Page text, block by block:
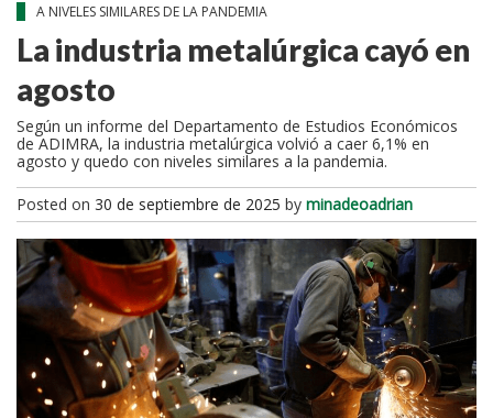
A NIVELES SIMILARES DE LA PANDEMIA
La industria metalúrgica cayó en
agosto
Según un informe del Departamento de Estudios Económicos
de ADIMRA, la industria metalúrgica volvió a caer 6,1% en
agosto y quedo con niveles similares a la pandemia.
Posted on 30 de septiembre de 2025 by minadeoadrian